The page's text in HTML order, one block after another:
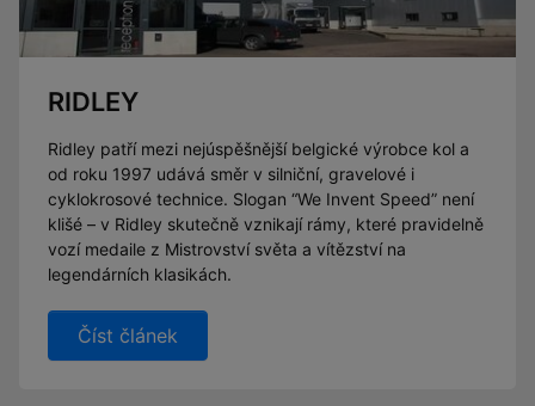
RIDLEY
Ridley patří mezi nejúspěšnější belgické výrobce kol a
od roku 1997 udává směr v silniční, gravelové i
cyklokrosové technice. Slogan “We Invent Speed” není
klišé – v Ridley skutečně vznikají rámy, které pravidelně
vozí medaile z Mistrovství světa a vítězství na
legendárních klasikách.
Číst článek